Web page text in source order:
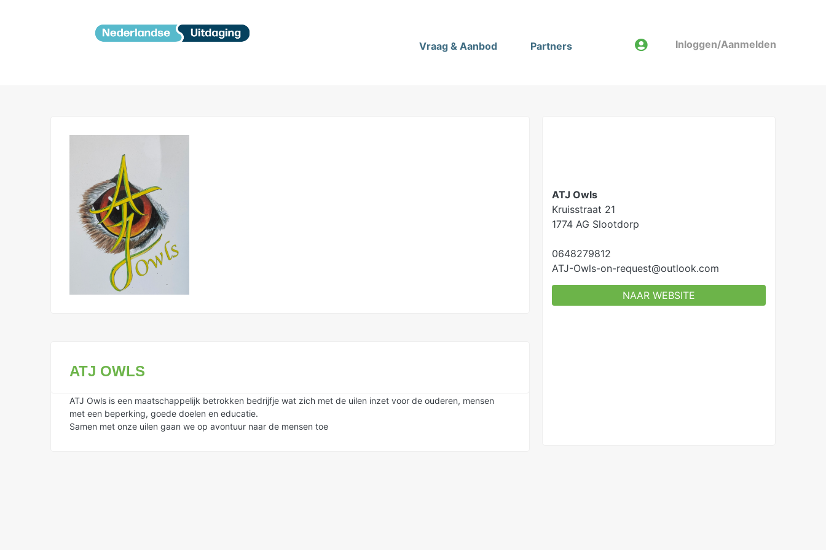
Vraag & Aanbod Partners Inloggen/Aanmelden
ATJ OWLS
ATJ Owls is een maatschappelijk betrokken bedrijfje wat zich met de uilen inzet voor de ouderen, mensen
met een beperking, goede doelen en educatie.
Samen met onze uilen gaan we op avontuur naar de mensen toe
ATJ Owls
Kruisstraat 21
1774 AG Slootdorp
0648279812
ATJ-Owls-on-request@outlook.com
NAAR WEBSITE